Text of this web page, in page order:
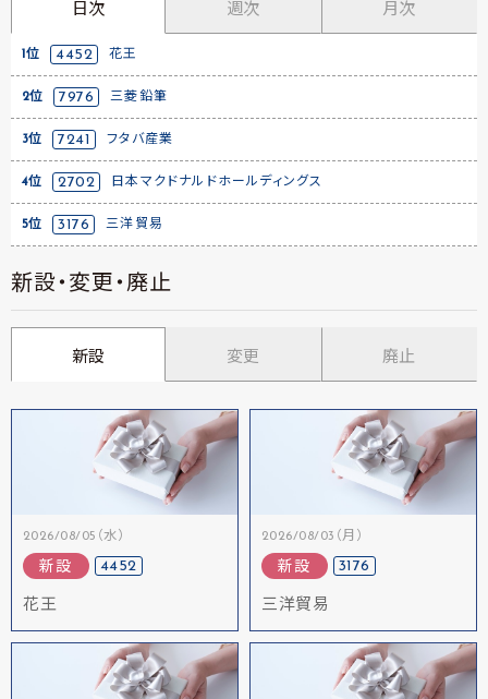
日次 週次 月次
1位 4452 花王
2位 7976 三菱鉛筆
3位 7241 フタバ産業
4位 2702 日本マクドナルドホールディングス
5位 3176 三洋貿易
新設・変更・廃止
新設 変更 廃止
2026/08/05（水）
新設 4452
花王
2026/08/03（月）
新設 3176
三洋貿易